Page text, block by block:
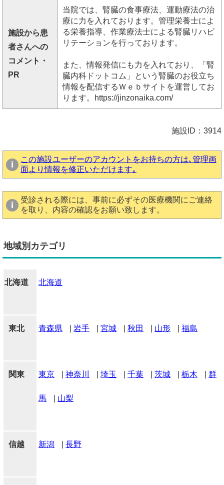
施設から患
者さんへの
コメント・
PR
当院では、腎臓の食事療法、運動療法の治
療に力を入れております。管理栄養士によ
る栄養指導、作業療法士による腎臓リハビ
リテーションを行っております。
また、情報発信にも力を入れており、「腎
臓内科ドットコム」という腎臓のお役立ち
情報を配信するＷｅｂサイトを運営してお
ります。https://jinzonaika.com/
施設ID：3914
この施設ユーザーのアカウントをお持ちの方は､管理画
面より情報を修正いただけます｡
受診される際には、事前に必ずその医療機関にご連絡
を取り、内容の確認をお願い致します。
地域別カテゴリ
北海道 北海道
東北 青森県 岩手 宮城 秋田 山形 福島
関東 東京 神奈川 埼玉 千葉 茨城 栃木 群
馬 山梨
信越 新潟 長野